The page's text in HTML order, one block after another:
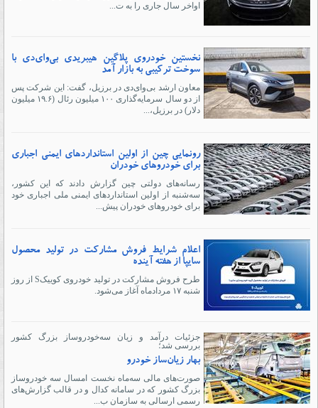
اواخر سال جاری را به ت...
نخستین خودروی پلاگین هیبریدی بی‌وای‌دی با
سوخت ترکیبی به بازار آمد
معاون ارشد بی‌وای‌دی در برزیل، گفت: این شرکت پس
از دو سال سرمایه‌گذاری ۱۰۰ میلیون رئال (۱۹.۶ میلیون
دلار) در برزیل،...
رونمایی چین از اولین استانداردهای ایمنی اجباری
برای خودروهای خودران
رسانه‌های دولتی چین گزارش دادند که این کشور،
سه‌شنبه از اولین استانداردهای ایمنی ملی اجباری خود
برای خودروهای خودران پیش...
اعلام شرایط فروش مشارکت در تولید محصول
سایپا از هفته آینده
طرح فروش مشارکت در تولید خودروی کوییکS از روز
شنبه ۱۷ مردادماه آغاز می‌شود.
جزئیات درآمد و زیان سه‌خودروساز بزرگ کشور
بررسی شد؛
بهار زیان‌ساز خودرو
صورت‌های مالی سه‌ماه نخست امسال سه خودروساز
بزرگ کشور که در سامانه کدال و در قالب گزارش‌های
رسمی ارسالی به سازمان ب...